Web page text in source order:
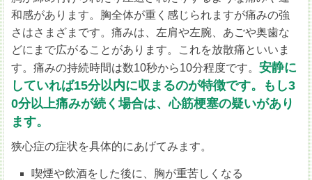
和感があります。胸全体が重く感じられますが痛みの強
さはさまざまです。痛みは、左肩や左腕、あごや奥歯な
どにまで広がることがあります。これを放散痛といいま
す。痛みの持続時間は数10秒から10分程度です。安静に
していれば15分以内に収まるのが特徴です。もし3
0分以上痛みが続く場合は、心筋梗塞の疑いがあり
ます。
狭心症の症状を具体的にあげてみます。
喫煙や飲酒をした後に、胸が重苦しくなる